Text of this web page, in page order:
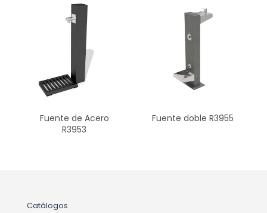
Fuente de Acero
R3953
Fuente doble R3955
Catálogos